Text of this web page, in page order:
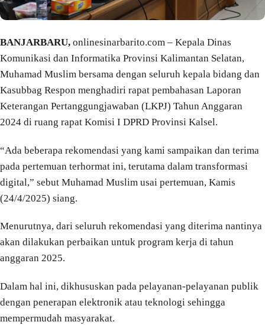
BANJARBARU, onlinesinarbarito.com – Kepala Dinas
Komunikasi dan Informatika Provinsi Kalimantan Selatan,
Muhamad Muslim bersama dengan seluruh kepala bidang dan
Kasubbag Respon menghadiri rapat pembahasan Laporan
Keterangan Pertanggungjawaban (LKPJ) Tahun Anggaran
2024 di ruang rapat Komisi I DPRD Provinsi Kalsel.
“Ada beberapa rekomendasi yang kami sampaikan dan terima
pada pertemuan terhormat ini, terutama dalam transformasi
digital,” sebut Muhamad Muslim usai pertemuan, Kamis
(24/4/2025) siang.
Menurutnya, dari seluruh rekomendasi yang diterima nantinya
akan dilakukan perbaikan untuk program kerja di tahun
anggaran 2025.
Dalam hal ini, dikhususkan pada pelayanan-pelayanan publik
dengan penerapan elektronik atau teknologi sehingga
mempermudah masyarakat.